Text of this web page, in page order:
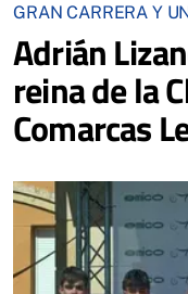
GRAN CARRERA Y
Adrián
reina de la
Comarcas